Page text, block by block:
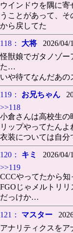
ウインドウを隅に
うことがあって、
から戻してた
118： 大将 2026/04/
怪獣娘でガタノゾー
た…
いや待てなんだあ
119： お兄ちゃん
>>118
小倉さんは高校生の
リップやってたん
衣装については自分
120： キミ 2026/04/
>>119
CCCやってたから
FGOじゃメルトリ
だっけか…
121： マスター
アナリティクスをア